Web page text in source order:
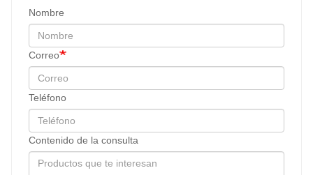
Nombre
Correo
Teléfono
Contenido de la consulta